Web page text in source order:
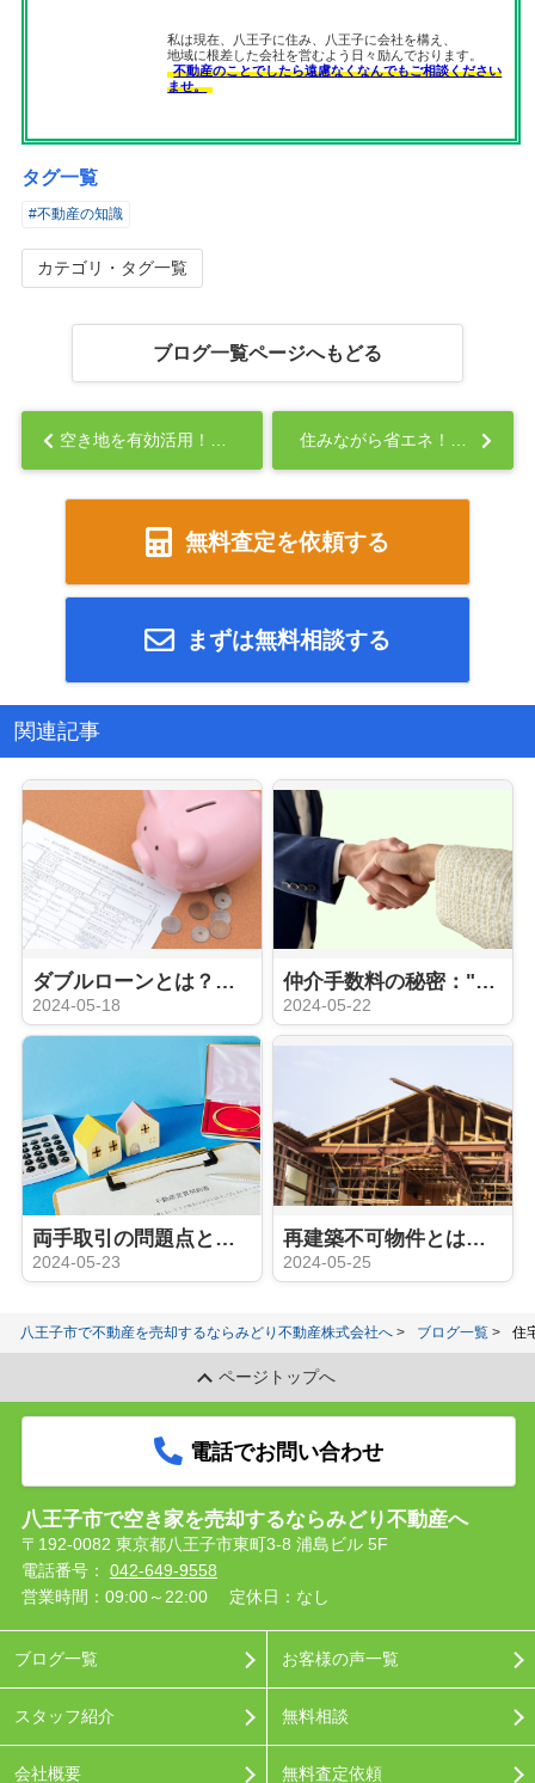
私は現在、八王子に住み、八王子に会社を構え、
地域に根差した会社を営むよう日々励んでおります。
不動産のことでしたら遠慮なくなんでもご相談ください
ませ。
タグ一覧
#不動産の知識
カテゴリ・タグ一覧
ブログ一覧ページへもどる
空き地を有効活用！トランクルーム事業で安定収入を得る方法... 住みながら省エネ！？ZEH（ゼロエネルギーハウス）の魅力とは？...
無料査定を依頼する
まずは無料相談する
関連記事
ダブルローンとは？そのメリットとリスクを徹底解説
2024-05-18
仲介手数料の秘密："片手取引"と"両手取引"って何？
2024-05-22
両手取引の問題点とその対策：「囲い込み」って？？
2024-05-23
再建築不可物件とは？その特徴とリスクを徹底解説
2024-05-25
八王子市で不動産を売却するならみどり不動産株式会社へ ブログ一覧 住
ページトップへ
電話でお問い合わせ
八王子市で空き家を売却するならみどり不動産へ
〒192-0082 東京都八王子市東町3-8 浦島ビル 5F
電話番号： 042-649-9558
営業時間：09:00～22:00
定休日：なし
ブログ一覧
スタッフ紹介
会社概要
お客様の声一覧
無料相談
無料査定依頼